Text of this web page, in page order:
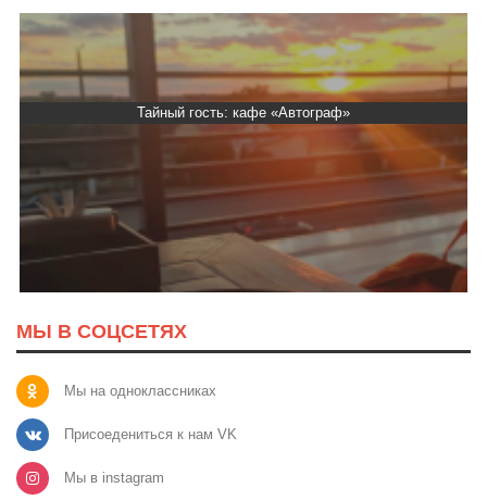
Тайный гость: кафе «Автограф»
МЫ В СОЦСЕТЯХ
Мы на одноклассниках
Присоедениться к нам VK
Мы в instagram